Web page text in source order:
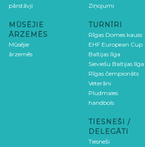
pārstāvji
MŪSĒJIE
ĀRZEMĒS
Mūsējie
ārzemēs
Ziņojumi
TURNĪRI
Rīgas Domes kauss
EHF European Cup
Baltijas līga
Sieviešu Baltijas līga
Rīgas čempionāts
Veterāni
Pludmales
handbols
TIESNEŠI /
DELEGĀTI
Tiesneši